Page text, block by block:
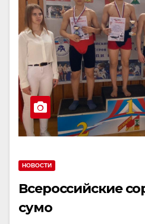
НОВОСТИ
Всероссийские
сумо